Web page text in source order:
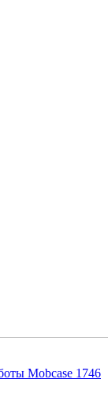
Mobcase 1746